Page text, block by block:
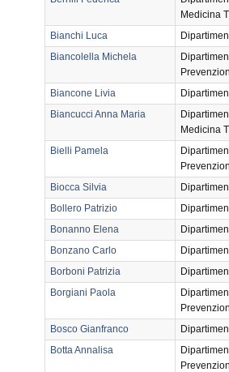
Medicina
Bianchi Luca
Biancolella Michela
Biancone Livia
Biancucci Anna Maria
Medicina
Bielli Pamela
Biocca Silvia
Bollero Patrizio
Bonanno Elena
Bonzano Carlo
Borboni Patrizia
Borgiani Paola
Bosco Gianfranco
Botta Annalisa